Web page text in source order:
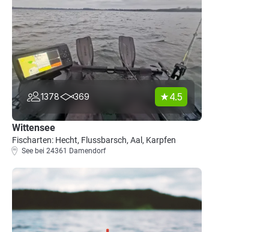
1378 369 4.5
Wittensee
Fischarten: Hecht, Flussbarsch, Aal, Karpfen
See bei 24361 Damendorf